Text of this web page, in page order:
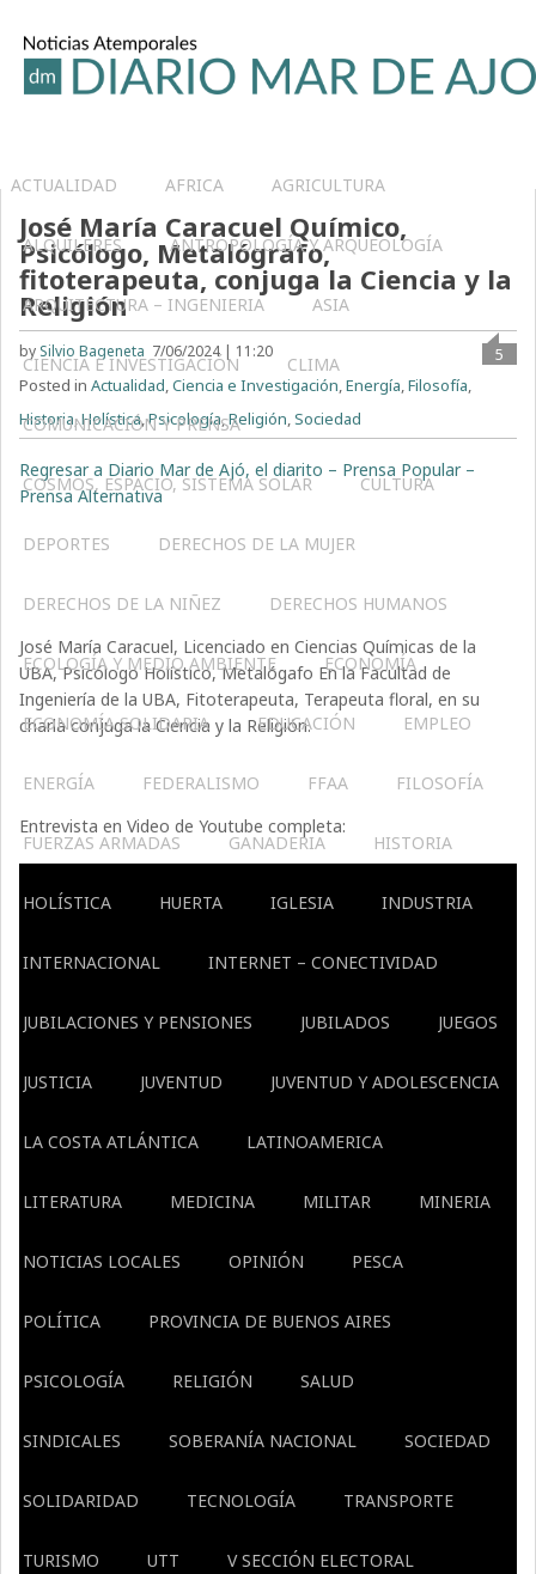
ACTUALIDAD AFRICA AGRICULTURA
ALQUILERES ANTROPOLOGÍA Y ARQUEOLOGÍA
ARQUITECTURA – INGENIERIA ASIA
CIENCIA E INVESTIGACIÓN CLIMA
COMUNICACIÓN Y PRENSA
COSMOS, ESPACIO, SISTEMA SOLAR CULTURA
DEPORTES DERECHOS DE LA MUJER
DERECHOS DE LA NIÑEZ DERECHOS HUMANOS
ECOLOGÍA Y MEDIO AMBIENTE ECONOMÍA
ECONOMÍA SOLIDARIA EDUCACIÓN EMPLEO
ENERGÍA FEDERALISMO FFAA FILOSOFÍA
FUERZAS ARMADAS GANADERIA HISTORIA
HOLÍSTICA HUERTA IGLESIA INDUSTRIA
INTERNACIONAL INTERNET – CONECTIVIDAD
JUBILACIONES Y PENSIONES JUBILADOS JUEGOS
JUSTICIA JUVENTUD JUVENTUD Y ADOLESCENCIA
LA COSTA ATLÁNTICA LATINOAMERICA
LITERATURA MEDICINA MILITAR MINERIA
NOTICIAS LOCALES OPINIÓN PESCA
POLÍTICA PROVINCIA DE BUENOS AIRES
PSICOLOGÍA RELIGIÓN SALUD
SINDICALES SOBERANÍA NACIONAL SOCIEDAD
SOLIDARIDAD TECNOLOGÍA TRANSPORTE
TURISMO UTT V SECCIÓN ELECTORAL
José María Caracuel Químico,
Psicólogo, Metalógrafo,
fitoterapeuta, conjuga la Ciencia y la
Religión
by Silvio Bageneta 7/06/2024 | 11:20
5
Posted inActualidad,Ciencia e Investigación,Energía,Filosofía,
Historia,Holística,Psicología,Religión,Sociedad
Regresar a Diario Mar de Ajó, el diarito – Prensa Popular –
Prensa Alternativa
José María Caracuel, Licenciado en Ciencias Químicas de la
UBA, Psicólogo Holístico, Metalógafo En la Facultad de
Ingeniería de la UBA, Fitoterapeuta, Terapeuta floral, en su
charla conjuga la Ciencia y la Religión.
Entrevista en Video de Youtube completa: